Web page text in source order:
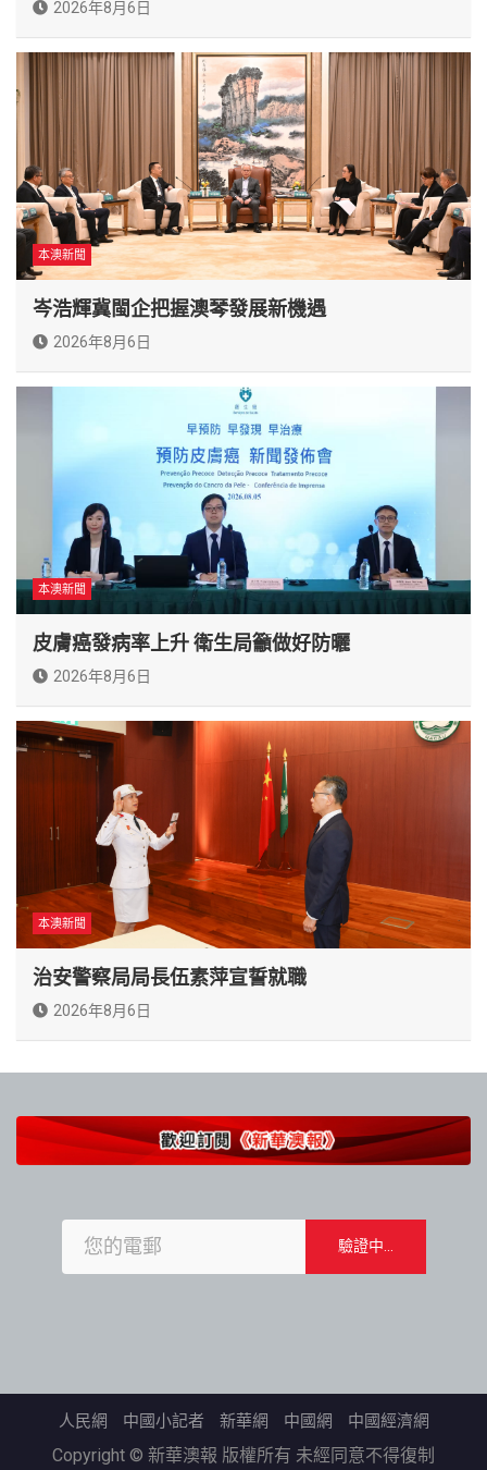
2026年8月6日
本澳新聞
岑浩輝冀閩企把握澳琴發展新機遇
2026年8月6日
本澳新聞
皮膚癌發病率上升 衛生局籲做好防曬
2026年8月6日
本澳新聞
治安警察局局長伍素萍宣誓就職
2026年8月6日
人民網 中國小記者 新華網 中國網 中國經濟網
Copyright © 新華澳報 版權所有 未經同意不得復制